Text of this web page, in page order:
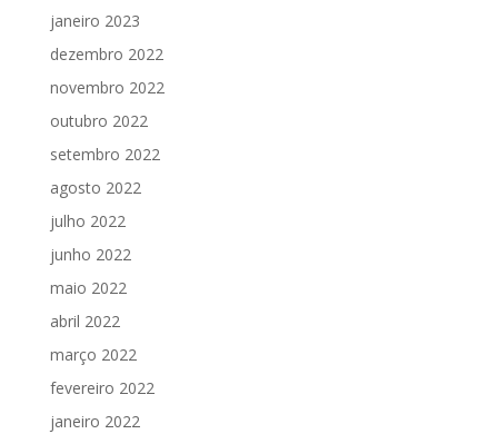
janeiro 2023
dezembro 2022
novembro 2022
outubro 2022
setembro 2022
agosto 2022
julho 2022
junho 2022
maio 2022
abril 2022
março 2022
fevereiro 2022
janeiro 2022